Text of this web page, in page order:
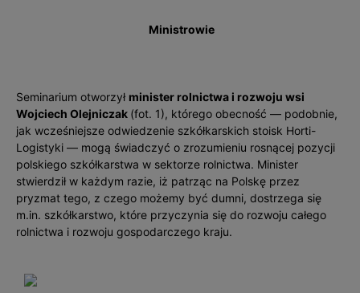
Ministrowie
Seminarium otworzył minister rolnictwa i rozwoju wsi
Wojciech Olejniczak (fot. 1), którego obecność — podobnie,
jak wcześniejsze odwiedzenie szkółkarskich stoisk Horti-
Logistyki — mogą świadczyć o zrozumieniu rosnącej pozyc­ji
polskiego szkółkarstwa w sektorze rolnictwa. Minister
stwierdził w każdym razie, iż patrząc na Polskę przez
pryzmat tego, z czego możemy być dumni, dostrzega się
m.in. szkółkarstwo, które przyczynia się do rozwoju całego
rolnictwa i rozwoju gospodarczego kraju.